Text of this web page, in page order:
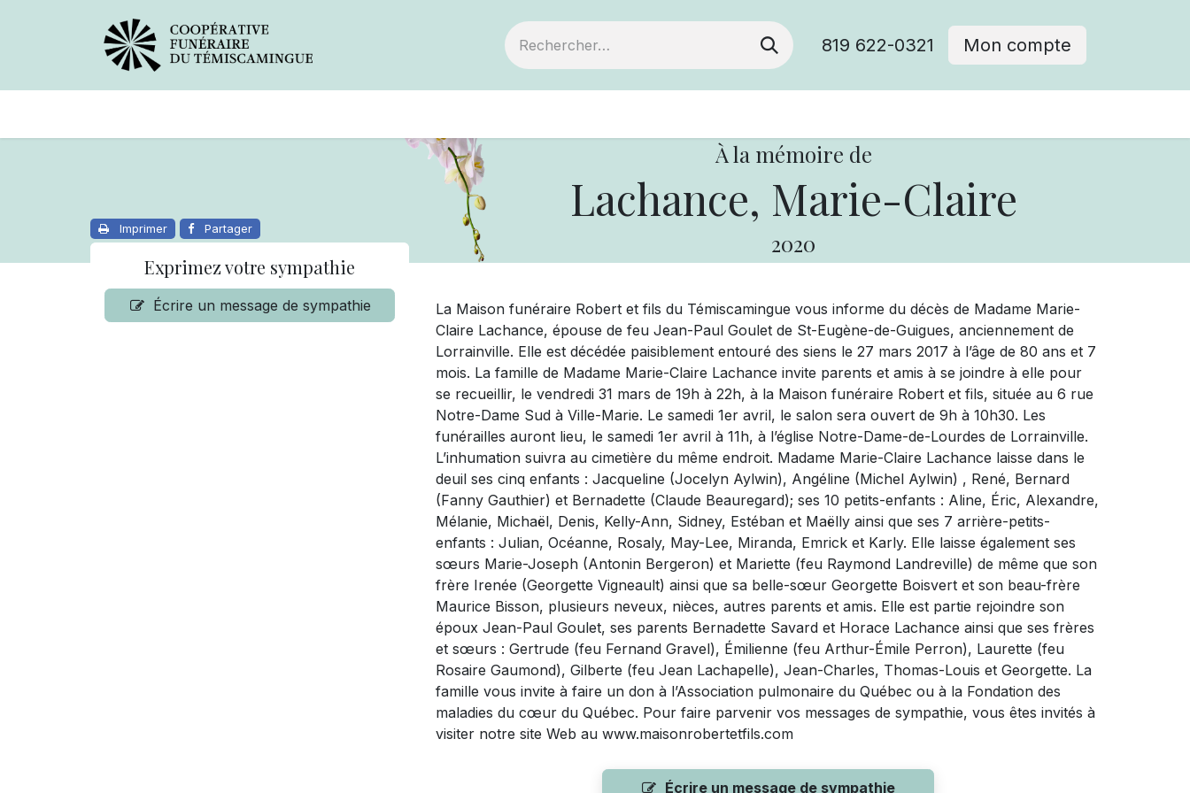
819 622-0321 Mon compte
À la mémoire de
Lachance, Marie-Claire
2020
Imprimer Partager
Exprimez votre sympathie
Écrire un message de sympathie
La Maison funéraire Robert et fils du Témiscamingue vous informe du décès de Madame Marie-
Claire Lachance, épouse de feu Jean-Paul Goulet de St-Eugène-de-Guigues, anciennement de
Lorrainville. Elle est décédée paisiblement entouré des siens le 27 mars 2017 à l’âge de 80 ans et 7
mois. La famille de Madame Marie-Claire Lachance invite parents et amis à se joindre à elle pour
se recueillir, le vendredi 31 mars de 19h à 22h, à la Maison funéraire Robert et fils, située au 6 rue
Notre-Dame Sud à Ville-Marie. Le samedi 1er avril, le salon sera ouvert de 9h à 10h30. Les
funérailles auront lieu, le samedi 1er avril à 11h, à l’église Notre-Dame-de-Lourdes de Lorrainville.
L’inhumation suivra au cimetière du même endroit. Madame Marie-Claire Lachance laisse dans le
deuil ses cinq enfants : Jacqueline (Jocelyn Aylwin), Angéline (Michel Aylwin) , René, Bernard
(Fanny Gauthier) et Bernadette (Claude Beauregard); ses 10 petits-enfants : Aline, Éric, Alexandre,
Mélanie, Michaël, Denis, Kelly-Ann, Sidney, Estéban et Maëlly ainsi que ses 7 arrière-petits-
enfants : Julian, Océanne, Rosaly, May-Lee, Miranda, Emrick et Karly. Elle laisse également ses
sœurs Marie-Joseph (Antonin Bergeron) et Mariette (feu Raymond Landreville) de même que son
frère Irenée (Georgette Vigneault) ainsi que sa belle-sœur Georgette Boisvert et son beau-frère
Maurice Bisson, plusieurs neveux, nièces, autres parents et amis. Elle est partie rejoindre son
époux Jean-Paul Goulet, ses parents Bernadette Savard et Horace Lachance ainsi que ses frères
et sœurs : Gertrude (feu Fernand Gravel), Émilienne (feu Arthur-Émile Perron), Laurette (feu
Rosaire Gaumond), Gilberte (feu Jean Lachapelle), Jean-Charles, Thomas-Louis et Georgette. La
famille vous invite à faire un don à l’Association pulmonaire du Québec ou à la Fondation des
maladies du cœur du Québec. Pour faire parvenir vos messages de sympathie, vous êtes invités à
visiter notre site Web au www.maisonrobertetfils.com
Écrire un message de sympathie